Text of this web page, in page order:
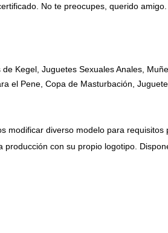
No te preocupes, querido amigo.
Kegel, Juguetes Sexuales Anales,
el Pene, Copa de Masturbación,
modificar diverso modelo para requisitos
con su propio logotipo.